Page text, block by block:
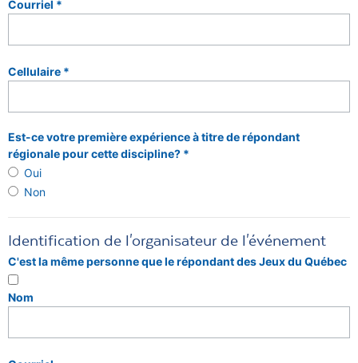
Courriel *
Cellulaire *
Est-ce votre première expérience à titre de répondant
régionale pour cette discipline? *
Oui
Non
Identification de l'organisateur de l'événement
C'est la même personne que le répondant des Jeux du Québec
Nom